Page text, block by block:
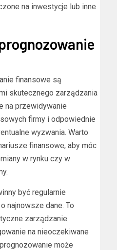
na inwestycje lub inne
finansowe są
skutecznego zarządzania
na przewidywanie
firmy i odpowiednie
wyzwania. Warto
finansowe, aby móc
w rynku czy w
być regularnie
najnowsze dane. To
zarządzanie
na nieoczekiwane
może